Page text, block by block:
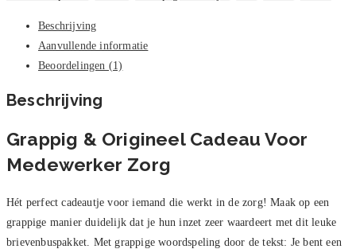
Beschrijving
Aanvullende informatie
Beoordelingen (1)
Beschrijving
Grappig & Origineel Cadeau Voor
Medewerker Zorg
Hét perfect cadeautje voor iemand die werkt in de zorg! Maak op een
grappige manier duidelijk dat je hun inzet zeer waardeert met dit leuke
brievenbuspakket. Met grappige woordspeling door de tekst: Je bent een